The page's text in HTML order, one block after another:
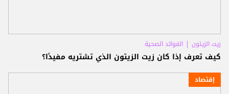
زيت الزيتون الفوائد الصحية
كيف تعرف إذا كان زيت الزيتون الذي تشتريه مفيدًا؟
إقتصاد